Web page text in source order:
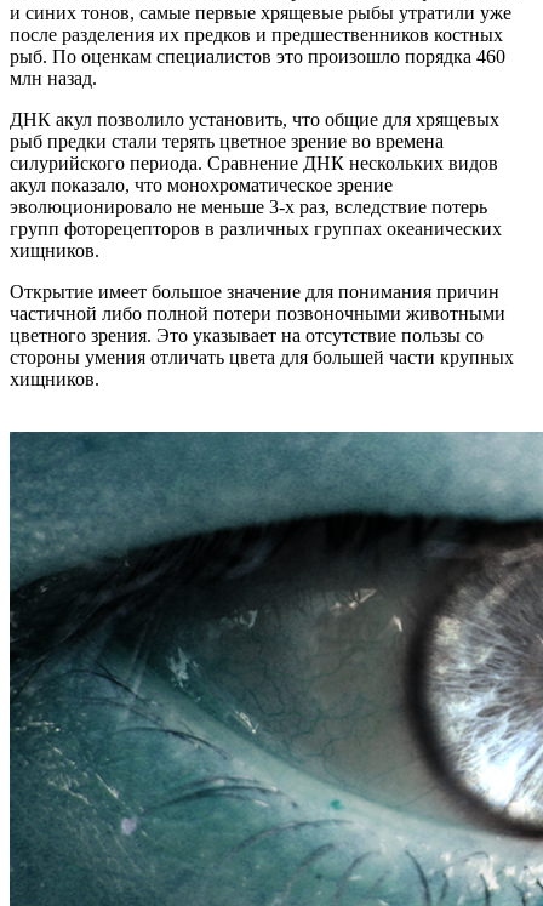
и синих тонов, самые первые хрящевые рыбы утратили уже
после разделения их предков и предшественников костных
рыб. По оценкам специалистов это произошло порядка 460
млн назад.
ДНК акул позволило установить, что общие для хрящевых
рыб предки стали терять цветное зрение во времена
силурийского периода. Сравнение ДНК нескольких видов
акул показало, что монохроматическое зрение
эволюционировало не меньше 3-х раз, вследствие потерь
групп фоторецепторов в различных группах океанических
хищников.
Открытие имеет большое значение для понимания причин
частичной либо полной потери позвоночными животными
цветного зрения. Это указывает на отсутствие пользы со
стороны умения отличать цвета для большей части крупных
хищников.